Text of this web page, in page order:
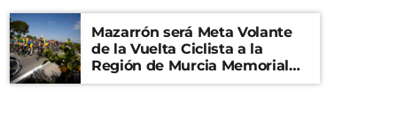
Mazarrón será Meta Volante
de la Vuelta Ciclista a la
Región de Murcia Memorial
Mariano Rojas